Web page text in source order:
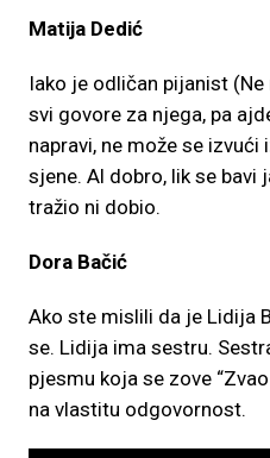
Matija Dedić
Iako je odličan pijanist
svi govore za njega, pa
napravi, ne može se
sjene. Al dobro, lik se bavi
tražio ni dobio.
Dora Bačić
Ako ste mislili da je Lidija
se. Lidija ima sestru.
pjesmu koja se zove
na vlastitu odgovornost.